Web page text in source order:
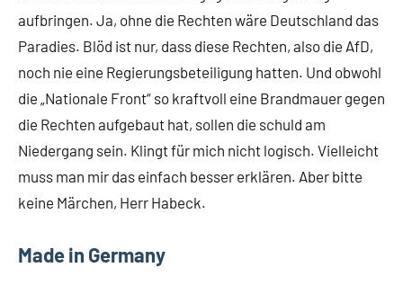
aufbringen. Ja, ohne die Rechten wäre Deutschland das
Paradies. Blöd ist nur, dass diese Rechten, also die AfD,
noch nie eine Regierungsbeteiligung hatten. Und obwohl
die „Nationale Front“ so kraftvoll eine Brandmauer gegen
die Rechten aufgebaut hat, sollen die schuld am
Niedergang sein. Klingt für mich nicht logisch. Vielleicht
muss man mir das einfach besser erklären. Aber bitte
keine Märchen, Herr Habeck.
Made in Germany